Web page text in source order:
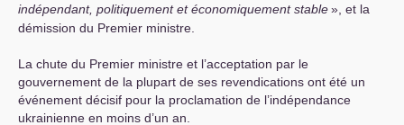
indépendant, politiquement et économiquement stable», et la
démission du Premier ministre.
La chute du Premier ministre et l’acceptation par le
gouvernement de la plupart de ses revendications ont été un
événement décisif pour la proclamation de l’indépendance
ukrainienne en moins d’un an.